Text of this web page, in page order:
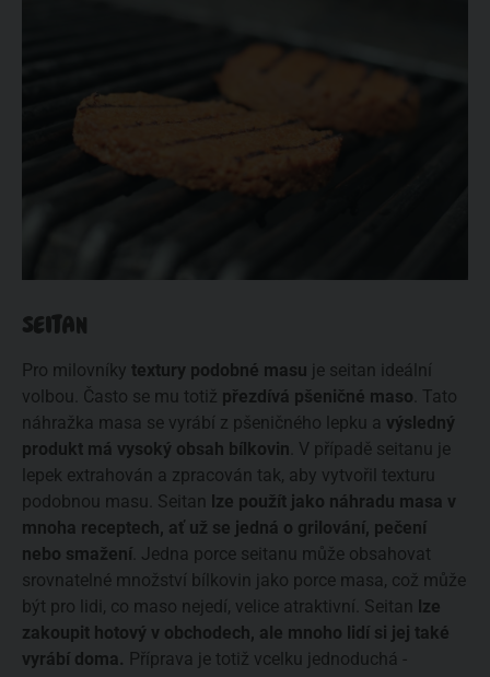
SEITAN
Pro milovníky textury podobné masu je seitan ideální
volbou. Často se mu totiž přezdívá pšeničné maso . Tato
náhražka masa se vyrábí z pšeničného lepku a výsledný
produkt má vysoký obsah bílkovin . V případě seitanu je
lepek extrahován a zpracován tak, aby vytvořil texturu
podobnou masu. Seitan lze použít jako náhradu masa v
mnoha receptech, ať už se jedná o grilování, pečení
nebo smažení . Jedna porce seitanu může obsahovat
srovnatelné množství bílkovin jako porce masa, což může
být pro lidi, co maso nejedí, velice atraktivní. Seitan lze
zakoupit hotový v obchodech, ale mnoho lidí si jej také
vyrábí doma. Příprava je totiž vcelku jednoduchá -